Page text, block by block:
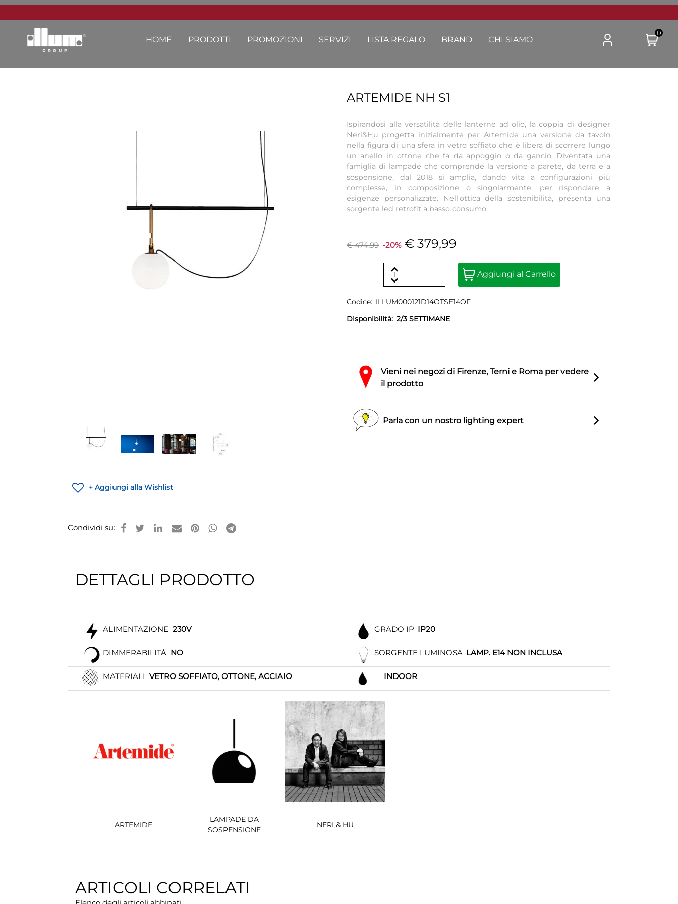
HOME PRODOTTI PROMOZIONI SERVIZI LISTA REGALO BRAND CHI SIAMO
0
+ Aggiungi alla Wishlist
Condividi su:
ARTEMIDE NH S1
Ispirandosi alla versatilità delle lanterne ad olio, la coppia di designer
Neri&Hu progetta inizialmente per Artemide una versione da tavolo
nella figura di una sfera in vetro soffiato che è libera di scorrere lungo
un anello in ottone che fa da appoggio o da gancio. Diventata una
famiglia di lampade che comprende la versione a parete, da terra e a
sospensione, dal 2018 si amplia, dando vita a configurazioni più
complesse, in composizione o singolarmente, per rispondere a
esigenze personalizzate. Nell'ottica della sostenibilità, presenta una
sorgente led retrofit a basso consumo.
€ 474,99 -20% € 379,99
Quantity
Aggiungi al Carrello
Codice: ILLUM000121D14OTSE14OF
Disponibilità: 2/3 SETTIMANE
Vieni nei negozi di Firenze, Terni e Roma per vedere
il prodotto
Parla con un nostro lighting expert
DETTAGLI PRODOTTO
ALIMENTAZIONE 230V
DIMMERABILITÀ NO
MATERIALI VETRO SOFFIATO, OTTONE, ACCIAIO
GRADO IP IP20
SORGENTE LUMINOSA LAMP. E14 NON INCLUSA
INDOOR
ARTEMIDE
LAMPADE DA
SOSPENSIONE
NERI & HU
ARTICOLI CORRELATI